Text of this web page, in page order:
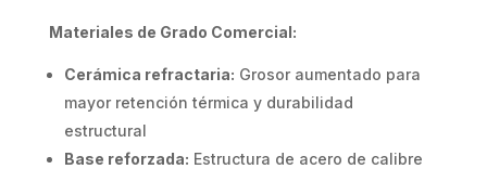
Materiales de Grado Comercial:
Cerámica refractaria: Grosor aumentado para
mayor retención térmica y durabilidad
estructural
Base reforzada: Estructura de acero de calibre